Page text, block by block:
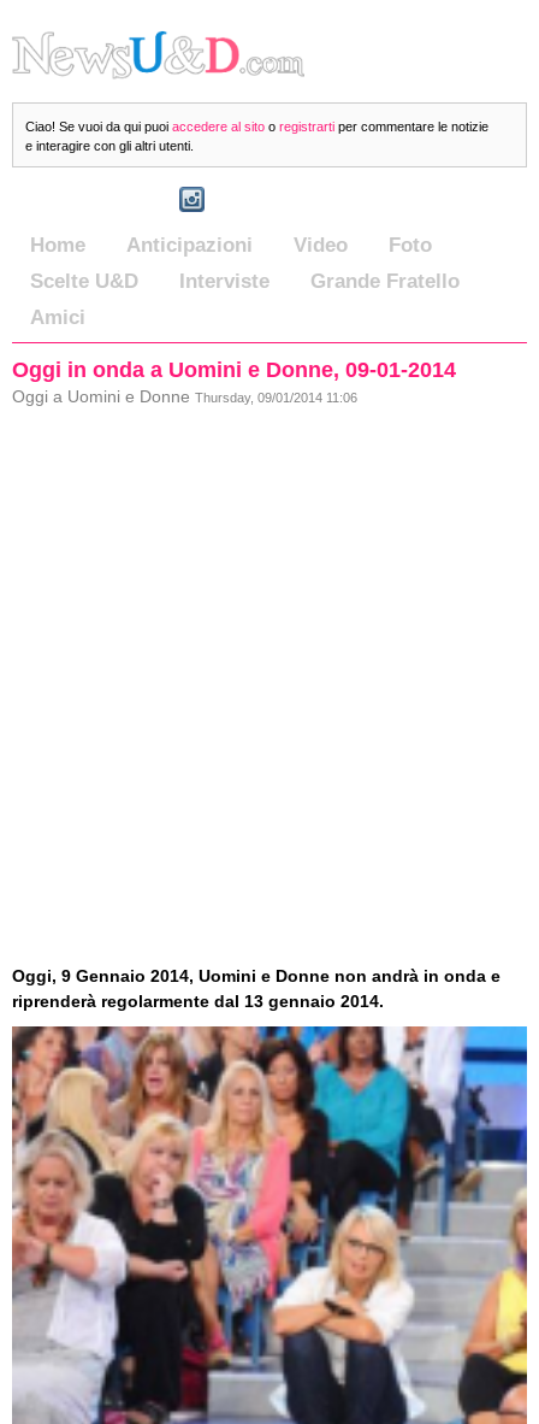
Ciao! Se vuoi da qui puoi accedere al sito o registrarti per commentare le notizie
e interagire con gli altri utenti.
Home Anticipazioni Video
Foto
Scelte U&D
Interviste
Grande Fratello
Amici
Oggi in onda a Uomini e Donne, 09-01-2014
Oggi a Uomini e Donne Thursday, 09/01/2014 11:06
Oggi, 9 Gennaio 2014, Uomini e Donne non andrà in onda e
riprenderà regolarmente dal 13 gennaio 2014.